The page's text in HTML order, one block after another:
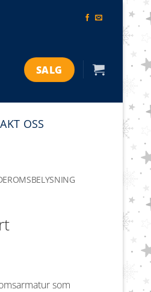
SALG
OSS
som